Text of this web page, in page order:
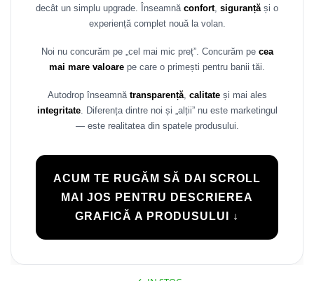
Rame adaptoare Mazda
Rame adaptoare Kia
Rame adaptoare Nissan
Rame adaptoare Hyundai
Rame adaptoare Chevrolet
Rame adaptoare Mitsubishi
decât un simplu upgrade. Înseamnă confort, siguranțăși o
experiență complet nouă la volan.
Noi nu concurăm pe „cel mai mic preț”. Concurăm pe cea
mai mare valoare pe care o primești pentru banii tăi.
Autodrop înseamnă transparență, calitateși mai ales
integritate. Diferența dintre noi și „alții” nu este marketingul
— este realitatea din spatele produsului.
ACUM TE RUGĂM SĂ DAI SCROLL
MAI JOS PENTRU DESCRIEREA
GRAFICĂ A PRODUSULUI ↓